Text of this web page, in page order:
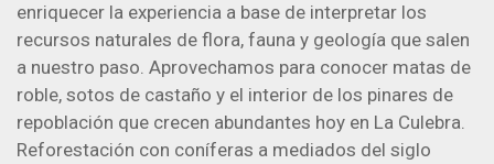
enriquecer la experiencia a base de interpretar los
recursos naturales de flora, fauna y geología que salen
a nuestro paso. Aprovechamos para conocer matas de
roble, sotos de castaño y el interior de los pinares de
repoblación que crecen abundantes hoy en La Culebra.
Reforestación con coníferas a mediados del siglo